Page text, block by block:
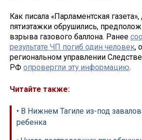
Как писала «Парламентская
пятиэтажки обрушились,
взрыва газового баллона. Ранее
результате ЧП погиб один человек,
региональном управлении
РФ опровергли эту информацию.
Читайте также:
• В Нижнем Тагиле из-под
ребенка